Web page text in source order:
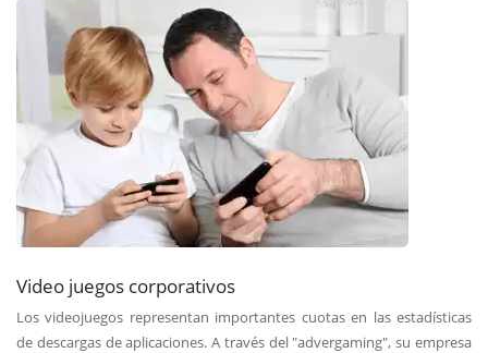
Video juegos corporativos
Los videojuegos representan importantes cuotas en las estadísticas
de descargas de aplicaciones. A través del "advergaming", su empresa